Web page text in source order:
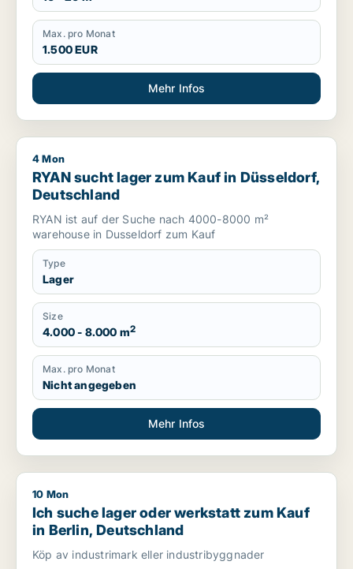
Max. pro Monat
1.500 EUR
Mehr Infos
RYAN sucht lager zum Kauf in Düsseldorf, Deutschland
4 Mon
RYAN sucht lager zum Kauf in Düsseldorf,
Deutschland
RYAN ist auf der Suche nach 4000-8000 m²
warehouse in Dusseldorf zum Kauf
Type
Lager
Size
4.000 - 8.000 m2
Max. pro Monat
Nicht angegeben
Mehr Infos
Ich suche lager oder werkstatt zum Kauf in Berlin,
10 Mon
Ich suche lager oder werkstatt zum Kauf
in Berlin, Deutschland
Köp av industrimark eller industribyggnader